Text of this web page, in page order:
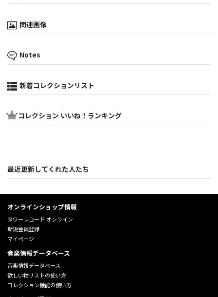
関連画像
Notes
新着コレクションリスト
コレクション いいね！ランキング
最近更新してくれた人たち
オンラインショップ情報
タワーレコード オンライン
新規会員登録
マイページ
音楽情報データベース
音楽情報データベース
欲しい物リストの使い方
コレクション機能の使い方